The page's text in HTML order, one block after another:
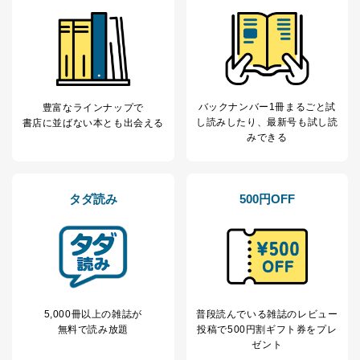
豊富なラインナップで
書店に並ばない本とも出会える
バックナンバー1冊まるごと試
し読み したり、最新号も試し読
みできる
タダ読み
5,000冊以上の雑誌が
無料で読み放題
500円OFF
普段読んでいる雑誌のレビュー
投稿で500円割ギフト券をプレ
ゼント